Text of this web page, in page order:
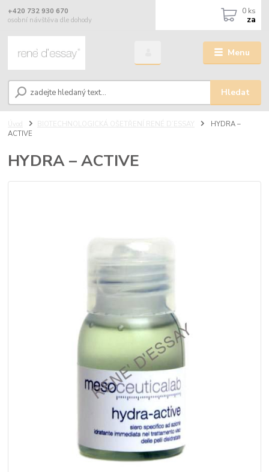
Menu
Hledat
+420 732 930 670
osobní návštěva dle dohody
0 ks
za
Úvod BIOTECHNOLOGICKÁ OŠETŘENÍ RENÉ D’ESSAY
HYDRA –
ACTIVE
HYDRA – ACTIVE